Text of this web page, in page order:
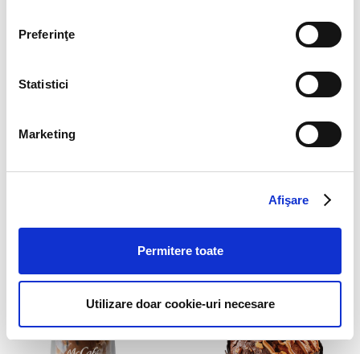
Preferinţe
Statistici
Marketing
Afişare
Permitere toate
Utilizare doar cookie-uri necesare
Sakura Cold Brew Sakura Frappé